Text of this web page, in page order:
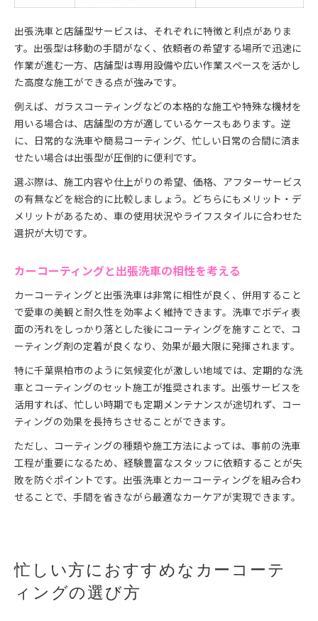
出張洗車と店舗型サービスは、それぞれに特徴と利点がありま
す。出張型は移動の手間がなく、依頼者の希望する場所で迅速に
作業が進む一方、店舗型は専用設備や広い作業スペースを活かし
た高度な施工ができる点が強みです。
例えば、ガラスコーティングなどの本格的な施工や特殊な機材を
用いる場合は、店舗型の方が適しているケースもあります。逆
に、日常的な洗車や簡易コーティング、忙しい日常の合間に済ま
せたい場合は出張型が圧倒的に便利です。
選ぶ際は、施工内容や仕上がりの希望、価格、アフターサービス
の有無などを総合的に比較しましょう。どちらにもメリット・デ
メリットがあるため、車の使用状況やライフスタイルに合わせた
選択が大切です。
カーコーティングと出張洗車の相性を考える
カーコーティングと出張洗車は非常に相性が良く、併用すること
で愛車の美観と耐久性を効率よく維持できます。洗車でボディ表
面の汚れをしっかり落とした後にコーティングを施すことで、コ
ーティング剤の定着が良くなり、効果が最大限に発揮されます。
特に千葉県柏市のように気候変化が激しい地域では、定期的な洗
車とコーティングのセット施工が推奨されます。出張サービスを
活用すれば、忙しい時期でも定期メンテナンスが途切れず、コー
ティングの効果を長持ちさせることができます。
ただし、コーティングの種類や施工方法によっては、事前の洗車
工程が重要になるため、経験豊富なスタッフに依頼することが失
敗を防ぐポイントです。出張洗車とカーコーティングを組み合わ
せることで、手間を省きながら最適なカーケアが実現できます。
忙しい方におすすめなカーコーテ
ィングの選び方